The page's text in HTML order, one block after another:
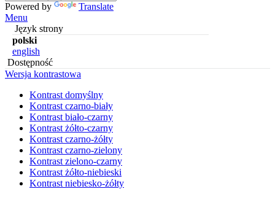
Powered by
Translate
Menu
Język strony
polski
english
Dostępność
Wersja kontrastowa
Kontrast domyślny
Kontrast czarno-biały
Kontrast biało-czarny
Kontrast żółto-czarny
Kontrast czarno-żółty
Kontrast czarno-zielony
Kontrast zielono-czarny
Kontrast żółto-niebieski
Kontrast niebiesko-żółty